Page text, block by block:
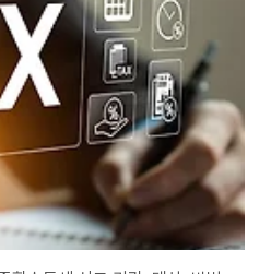
비싸다”로만 해석하면 투자 판단이
의 뜻과 정의, 계산법부터 투자에서의
정과 실무적인 팁까지 한 번에 정리해